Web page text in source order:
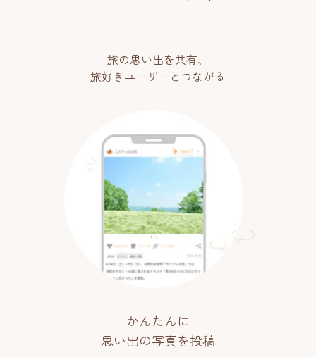
旅の思い出を共有、
旅好きユーザーとつながる
かんたんに
思い出の写真を投稿